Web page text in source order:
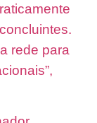
rede para